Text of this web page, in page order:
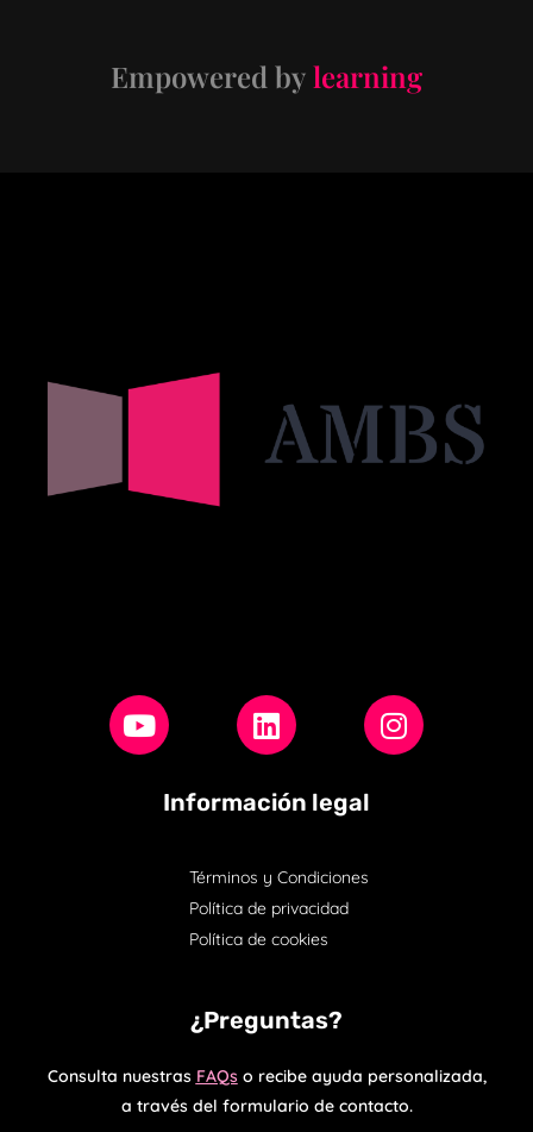
Empowered bylearning
Información legal
Términos y Condiciones
Política de privacidad
Política de cookies
¿Preguntas?
Consulta nuestras FAQs o recibe ayuda personalizada,
a través del formulario de contacto.